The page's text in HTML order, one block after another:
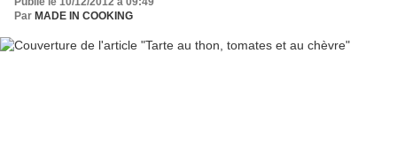
Par MADE IN COOKING